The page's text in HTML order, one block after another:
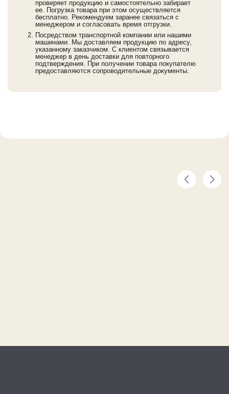
проверяет продукцию и самостоятельно забирает
ее. Погрузка товара при этом осуществляется
бесплатно. Рекомендуем заранее связаться с
менеджером и согласовать время отгрузки.
Посредством транспортной компании или нашими
машинами. Мы доставляем продукцию по адресу,
указанному заказчиком. С клиентом связывается
менеджер в день доставки для повторного
подтверждения. При получении товара покупателю
предоставляются сопроводительные документы.